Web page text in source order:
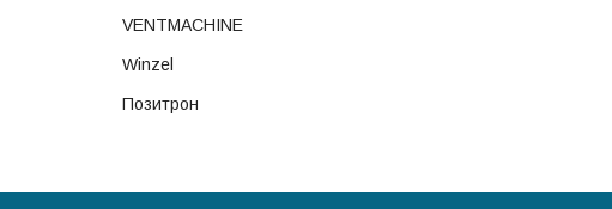
VENTMACHINE
Winzel
Позитрон